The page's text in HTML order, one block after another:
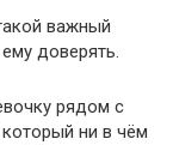
важный
доверять.
рядом с
ни в чём